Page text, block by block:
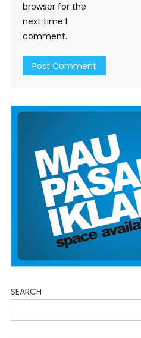
browser for the
next time I
comment.
SEARCH